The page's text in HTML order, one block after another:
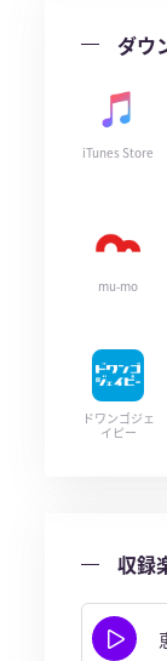
ダウ
iTunes Store
mu-mo
ドワンゴジェ
イピー
収録